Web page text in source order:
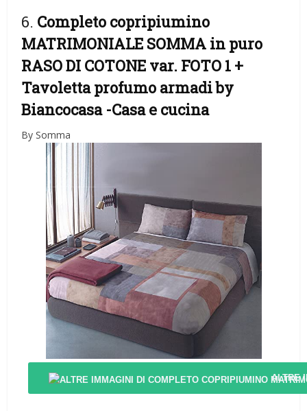
6. Completo copripiumino
MATRIMONIALE SOMMA in puro
RASO DI COTONE var. FOTO 1 +
Tavoletta profumo armadi by
Biancocasa -Casa e cucina
By Somma
ALTRE